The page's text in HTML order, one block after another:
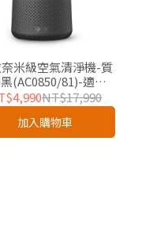
米級空氣清淨機-質
(AC0850/81)-適用9
友好企業專屬優惠
NT$17,990
加入購物車